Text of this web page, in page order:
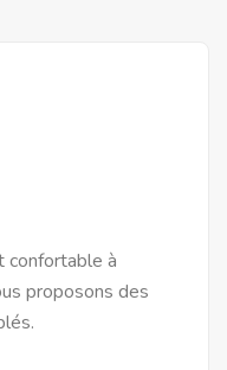
confortable à
proposons des